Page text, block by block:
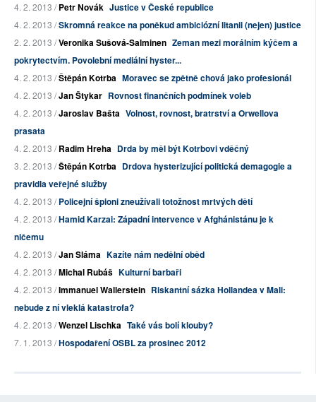
4. 2. 2013 /Petr Novák Justice v České republice
4. 2. 2013 /Skromná reakce na poněkud ambiciózní litanii (nejen) justice
2. 2. 2013 /Veronika Sušová-Salminen Zeman mezi morálním kýčem a
pokrytectvím. Povolební mediální hyster...
4. 2. 2013 /Štěpán Kotrba Moravec se zpětně chová jako profesionál
4. 2. 2013 /Jan Štykar Rovnost finančních podmínek voleb
4. 2. 2013 /Jaroslav Bašta Volnost, rovnost, bratrství a Orwellova
prasata
4. 2. 2013 /Radim Hreha Drda by měl být Kotrbovi vděčný
3. 2. 2013 /Štěpán Kotrba Drdova hysterizující politická demagogie a
pravidla veřejné služby
4. 2. 2013 /Policejní špioni zneužívali totožnost mrtvých dětí
4. 2. 2013 /Hamid Karzai: Západní intervence v Afghánistánu je k
ničemu
4. 2. 2013 /Jan Sláma Kazíte nám nedělní oběd
4. 2. 2013 /Michal Rubáš Kulturní barbaři
4. 2. 2013 /Immanuel Wallerstein Riskantní sázka Hollandea v Mali:
nebude z ní vleklá katastrofa?
4. 2. 2013 /Wenzel Lischka Také vás bolí klouby?
7. 1. 2013 /Hospodaření OSBL za prosinec 2012